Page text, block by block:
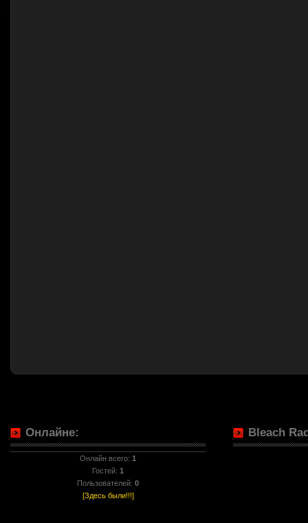
Онлайне:
Онлайн всего: 1
Гостей: 1
Пользователей: 0
[Здесь были!!!]
Bleach